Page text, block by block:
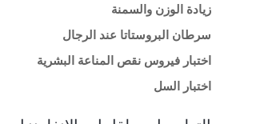
زيادة الوزن والسمنة
سرطان البروستاتا عند الرجال
اختبار فيروس نقص المناعة البشرية
اختبار السل